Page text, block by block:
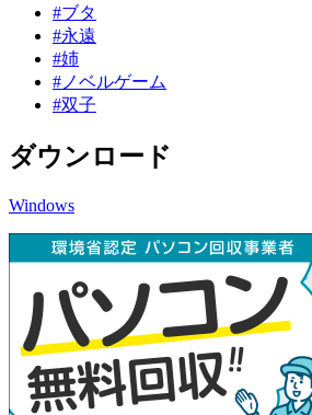
#ブタ
#永遠
#姉
#ノベルゲーム
#双子
ダウンロード
Windows